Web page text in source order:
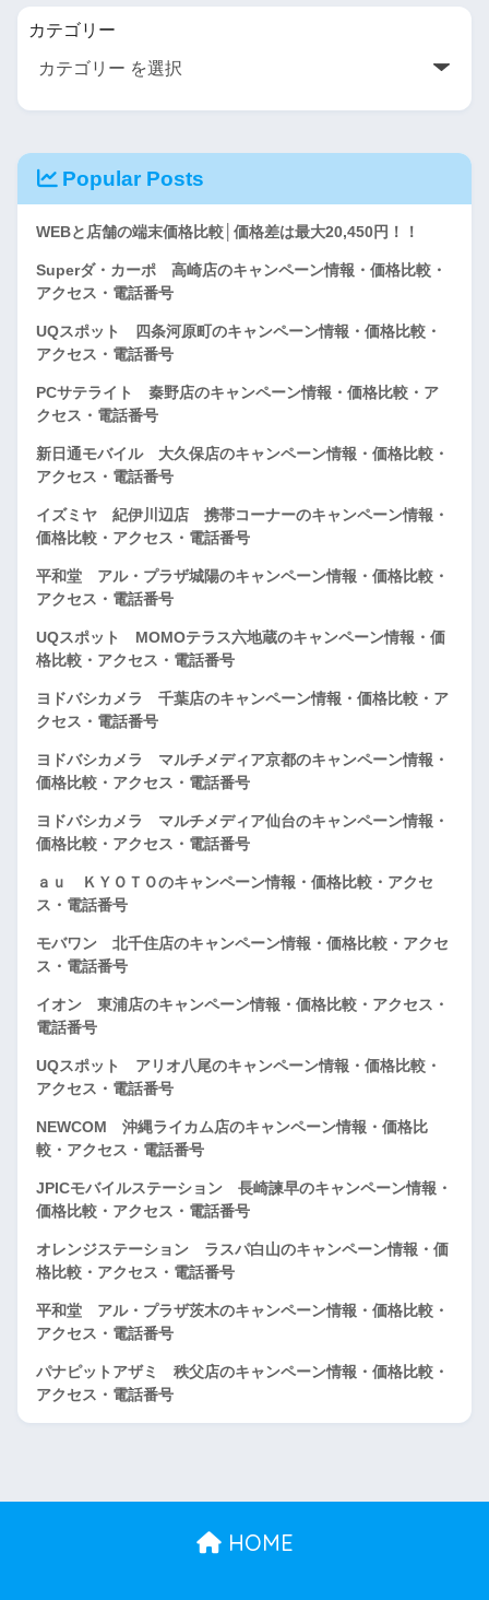
カテゴリー
Popular Posts
WEBと店舗の端末価格比較│価格差は最大20,450円！！
Superダ・カーポ 高崎店のキャンペーン情報・価格比較・
アクセス・電話番号
UQスポット 四条河原町のキャンペーン情報・価格比較・
アクセス・電話番号
PCサテライト 秦野店のキャンペーン情報・価格比較・ア
クセス・電話番号
新日通モバイル 大久保店のキャンペーン情報・価格比較・
アクセス・電話番号
イズミヤ 紀伊川辺店 携帯コーナーのキャンペーン情報・
価格比較・アクセス・電話番号
平和堂 アル・プラザ城陽のキャンペーン情報・価格比較・
アクセス・電話番号
UQスポット MOMOテラス六地蔵のキャンペーン情報・価
格比較・アクセス・電話番号
ヨドバシカメラ 千葉店のキャンペーン情報・価格比較・ア
クセス・電話番号
ヨドバシカメラ マルチメディア京都のキャンペーン情報・
価格比較・アクセス・電話番号
ヨドバシカメラ マルチメディア仙台のキャンペーン情報・
価格比較・アクセス・電話番号
ａｕ ＫＹＯＴＯのキャンペーン情報・価格比較・アクセ
ス・電話番号
モバワン 北千住店のキャンペーン情報・価格比較・アクセ
ス・電話番号
イオン 東浦店のキャンペーン情報・価格比較・アクセス・
電話番号
UQスポット アリオ八尾のキャンペーン情報・価格比較・
アクセス・電話番号
NEWCOM 沖縄ライカム店のキャンペーン情報・価格比
較・アクセス・電話番号
JPICモバイルステーション 長崎諫早のキャンペーン情報・
価格比較・アクセス・電話番号
オレンジステーション ラスパ白山のキャンペーン情報・価
格比較・アクセス・電話番号
平和堂 アル・プラザ茨木のキャンペーン情報・価格比較・
アクセス・電話番号
パナピットアザミ 秩父店のキャンペーン情報・価格比較・
アクセス・電話番号
HOME